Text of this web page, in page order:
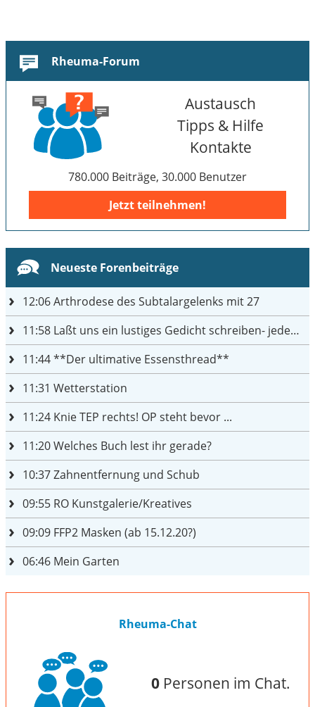
Rheuma-Forum
Austausch
Tipps & Hilfe
Kontakte
780.000 Beiträge, 30.000 Benutzer
Jetzt teilnehmen!
Neueste Forenbeiträge
12:06Arthrodese des Subtalargelenks mit 27
11:58 Laßt uns ein lustiges Gedicht schreiben- jeder einen Satz
11:44**Der ultimative Essensthread**
11:31 Wetterstation
11:24 Knie TEP rechts! OP steht bevor ...
11:20Welches Buch lest ihr gerade?
10:37Zahnentfernung und Schub
09:55 RO Kunstgalerie/Kreatives
09:09 FFP2 Masken (ab 15.12.20?)
06:46 Mein Garten
Rheuma-Chat
0Personen im Chat.